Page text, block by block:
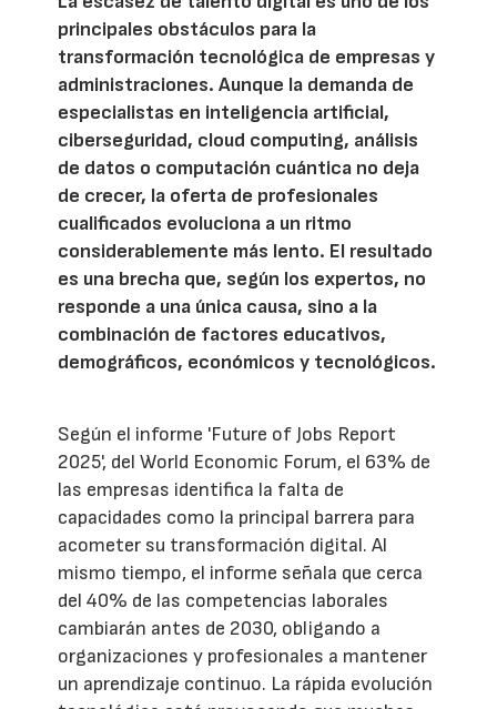
principales obstáculos para la
transformación tecnológica de empresas y
administraciones. Aunque la demanda de
especialistas en inteligencia artificial,
ciberseguridad, cloud computing, análisis
de datos o computación cuántica no deja
de crecer, la oferta de profesionales
cualificados evoluciona a un ritmo
considerablemente más lento. El resultado
es una brecha que, según los expertos, no
responde a una única causa, sino a la
combinación de factores educativos,
demográficos, económicos y tecnológicos.
Según el informe 'Future of Jobs Report
2025', del World Economic Forum, el 63% de
las empresas identifica la falta de
capacidades como la principal barrera para
acometer su transformación digital. Al
mismo tiempo, el informe señala que cerca
del 40% de las competencias laborales
cambiarán antes de 2030, obligando a
organizaciones y profesionales a mantener
un aprendizaje continuo. La rápida evolución